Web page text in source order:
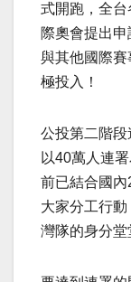
式開跑，全台
際奧會提出
與其他國際
極投入！
公投第二階
以40萬人連
前已結合國
大家分工行
灣隊的身分堂